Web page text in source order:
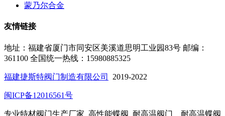
蒙乃尔合金
友情链接
地址：福建省厦门市同安区美溪道思明工业园83号 邮编：
361100 全国统一热线：15980885325
福建捷斯特阀门制造有限公司 2019-2022
闽ICP备12016561号
专业特材阀门生产厂家_高性能蝶阀_耐高温阀门 _ 耐高温蝶阀